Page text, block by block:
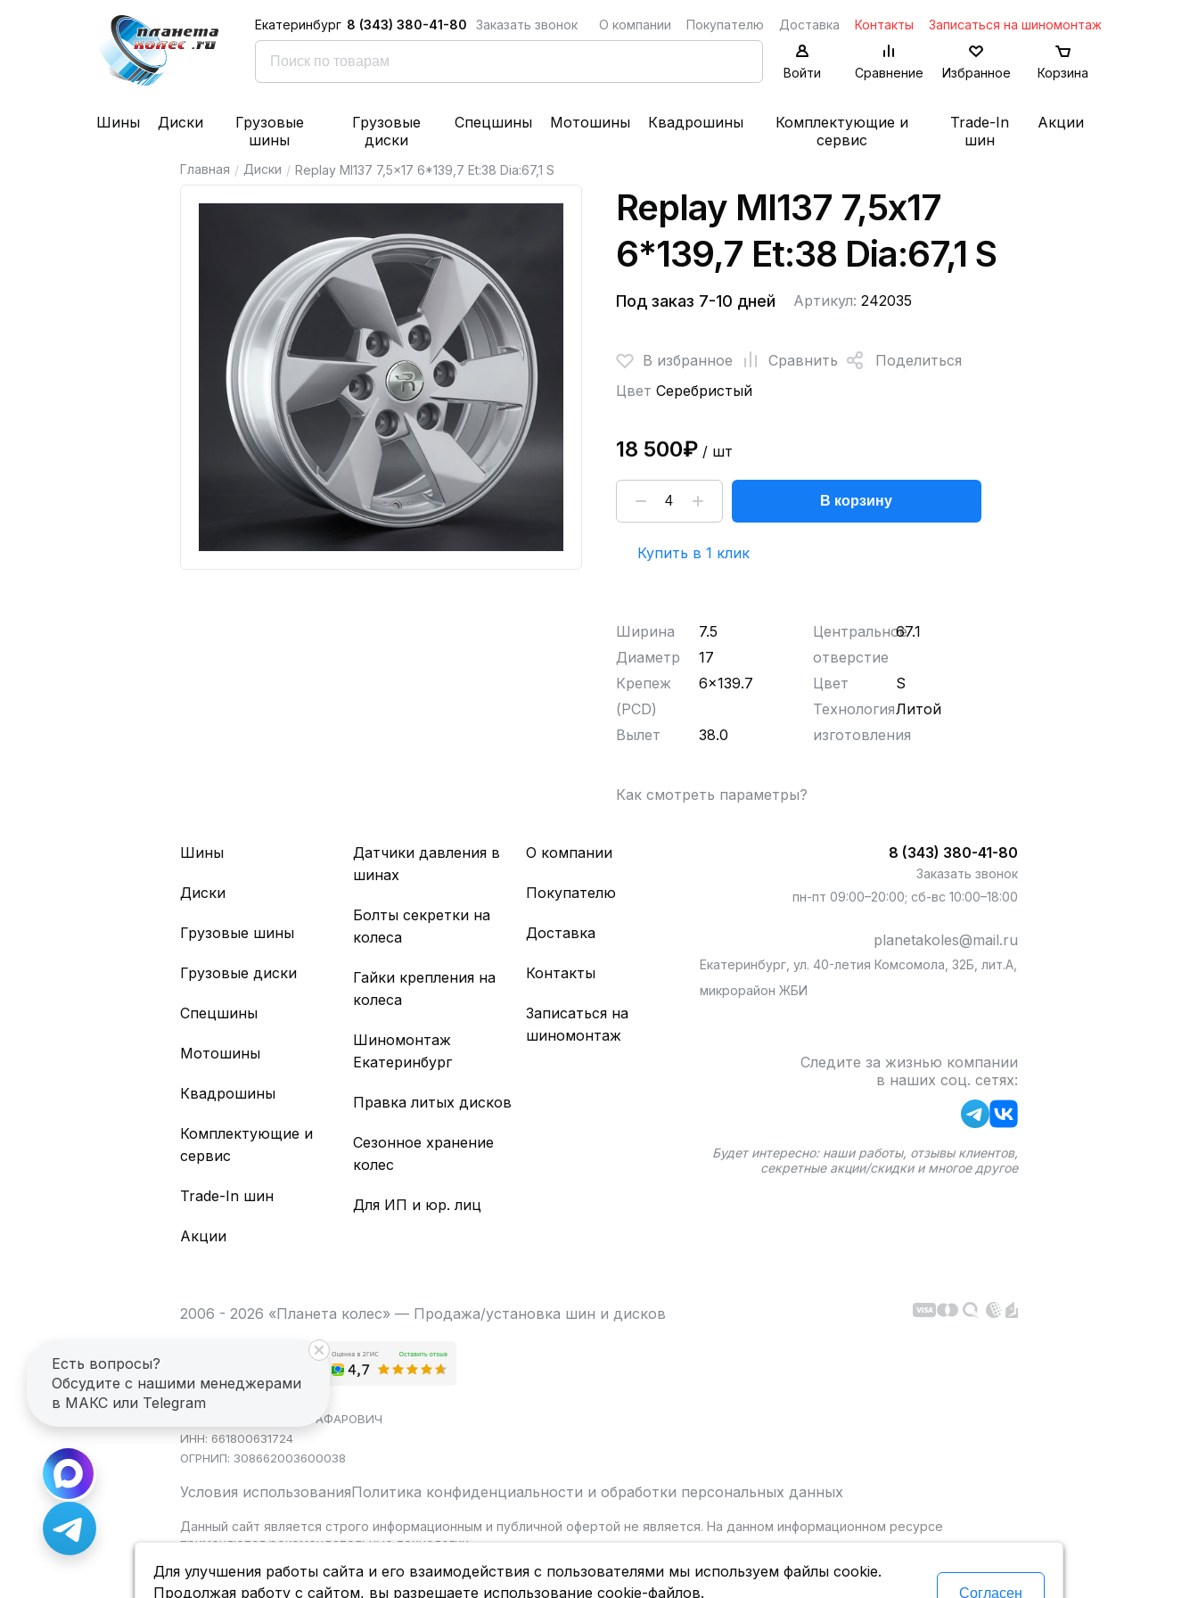
Екатеринбург 8 (343) 380-41-80 Заказать звонок О компании Покупателю Доставка Контакты Записаться на шиномонтаж
Войти Сравнение Избранное Корзина
Шины Диски
Грузовые
шины
Грузовые
диски
Спецшины Мотошины Квадрошины
Комплектующие и
сервис
Trade-In
шин
Акции
Главная / Диски / Replay MI137 7,5x17 6*139,7 Et:38 Dia:67,1 S
Replay MI137 7,5x17
6*139,7 Et:38 Dia:67,1 S
Под заказ 7-10 дней Артикул: 242035
В избранное Сравнить
Поделиться
Цвет Серебристый
18 500₽/ шт
В корзину
Купить в 1 клик
Ширина
7.5
Диаметр
17
Крепеж
(PCD)
6x139.7
Вылет 38.0
Центральное
отверстие
67.1
Цвет
S
Технология
изготовления
Литой
Как смотреть параметры?
Шины
Диски
Грузовые шины
Грузовые диски
Спецшины
Мотошины
Квадрошины
Комплектующие и
сервис
Trade-In шин
Акции
Датчики давления в
шинах
Болты секретки на
колеса
Гайки крепления на
колеса
Шиномонтаж
Екатеринбург
Правка литых дисков
Сезонное хранение
колес
Для ИП и юр. лиц
О компании
Покупателю
Доставка
Контакты
Записаться на
шиномонтаж
8 (343) 380-41-80
Заказать звонок
пн-пт 09:00–20:00; сб-вс 10:00–18:00
planetakoles@mail.ru
Екатеринбург, ул. 40-летия Комсомола, 32Б, лит.А,
микрорайон ЖБИ
Следите за жизнью компании
в наших соц. сетях:
Будет интересно: наши работы, отзывы клиентов,
секретные акции/скидки и многое другое
2006 - 2026 «Планета колес» — Продажа/установка шин и дисков
ИП САГДЕЕВ ДИНАР ЯГАФАРОВИЧ
ИНН: 661800631724
ОГРНИП: 308662003600038
Условия использованияПолитика конфиденциальности и обработки персональных данных
Данный сайт является строго информационным и публичной офертой не является. На данном информационном ресурсе
применяются рекомендательные технологии.
Есть вопросы?
Обсудите с нашими менеджерами
в МАКС или Telegram
Для улучшения работы сайта и его взаимодействия с пользователями мы используем файлы cookie.
Продолжая работу с сайтом, вы разрешаете использование cookie-файлов.
Согласен